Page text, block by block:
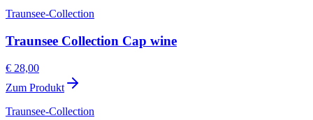
Traunsee-Collection
Traunsee Collection Cap wine
€ 28,00
Zum Produkt
Traunsee-Collection